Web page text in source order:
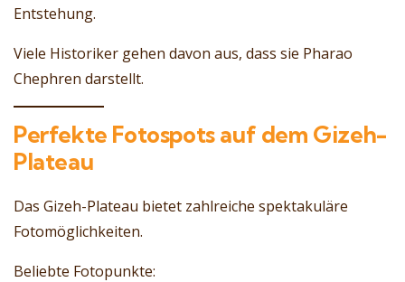
Entstehung.
Viele Historiker gehen davon aus, dass sie Pharao
Chephren darstellt.
Perfekte Fotospots auf dem Gizeh-
Plateau
Das Gizeh-Plateau bietet zahlreiche spektakuläre
Fotomöglichkeiten.
Beliebte Fotopunkte: